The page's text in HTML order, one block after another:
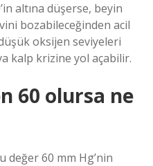
altına düşerse, beyin
bozabileceğinden acil
oksijen seviyeleri
kalp krizine yol açabilir.
60 olursa ne
değer 60 mm Hg’nin